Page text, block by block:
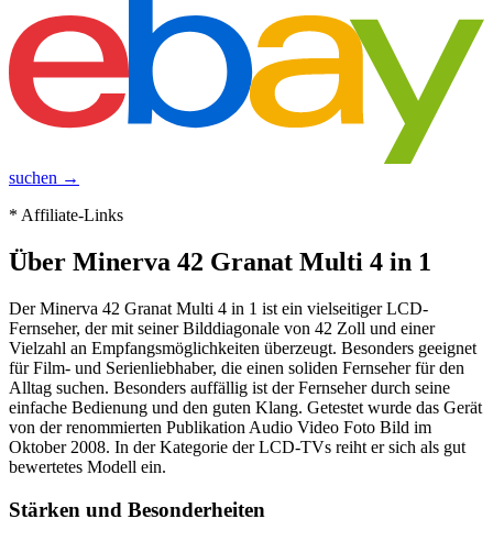
suchen →
* Affiliate-Links
Über Minerva 42 Granat Multi 4 in 1
Der Minerva 42 Granat Multi 4 in 1 ist ein vielseitiger LCD-
Fernseher, der mit seiner Bilddiagonale von 42 Zoll und einer
Vielzahl an Empfangsmöglichkeiten überzeugt. Besonders geeignet
für Film- und Serienliebhaber, die einen soliden Fernseher für den
Alltag suchen. Besonders auffällig ist der Fernseher durch seine
einfache Bedienung und den guten Klang. Getestet wurde das Gerät
von der renommierten Publikation Audio Video Foto Bild im
Oktober 2008. In der Kategorie der LCD-TVs reiht er sich als gut
bewertetes Modell ein.
Stärken und Besonderheiten